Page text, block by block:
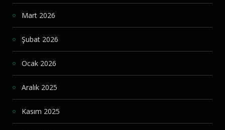
Mart 2026
Şubat 2026
Ocak 2026
Aralık 2025
Kasım 2025